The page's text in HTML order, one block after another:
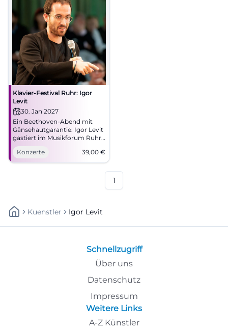
Klavier-Festival Ruhr: Igor
Levit
30. Jan 2027
Ein Beethoven-Abend mit
Gänsehautgarantie: Igor Levit
gastiert im Musikforum Ruhr
Bochum. 30.01.2027, ab 39
Euro. #Bochum #Klassik
Konzerte 39,00 €
1
Kuenstler Igor Levit
Schnellzugriff
Über uns
Datenschutz
Impressum
Weitere Links
A-Z Künstler